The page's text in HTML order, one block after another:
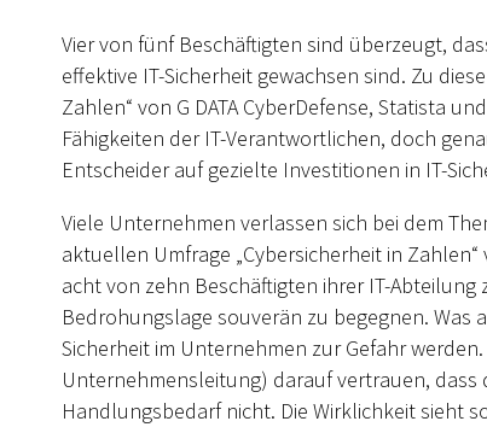
Vier von fünf Beschäftigten sind überzeugt,
effektive IT-Sicherheit gewachsen sind. Zu
Zahlen“ von G DATA CyberDefense, Statista
Fähigkeiten der IT-Verantwortlichen, doch
Entscheider auf gezielte Investitionen in IT-
Viele Unternehmen verlassen sich bei dem
aktuellen Umfrage „Cybersicherheit in
acht von zehn Beschäftigten ihrer IT-
Bedrohungslage souverän zu begegnen. Was
Sicherheit im Unternehmen zur Gefahr
Unternehmensleitung) darauf vertrauen,
Handlungsbedarf nicht. Die Wirklichkeit sieht